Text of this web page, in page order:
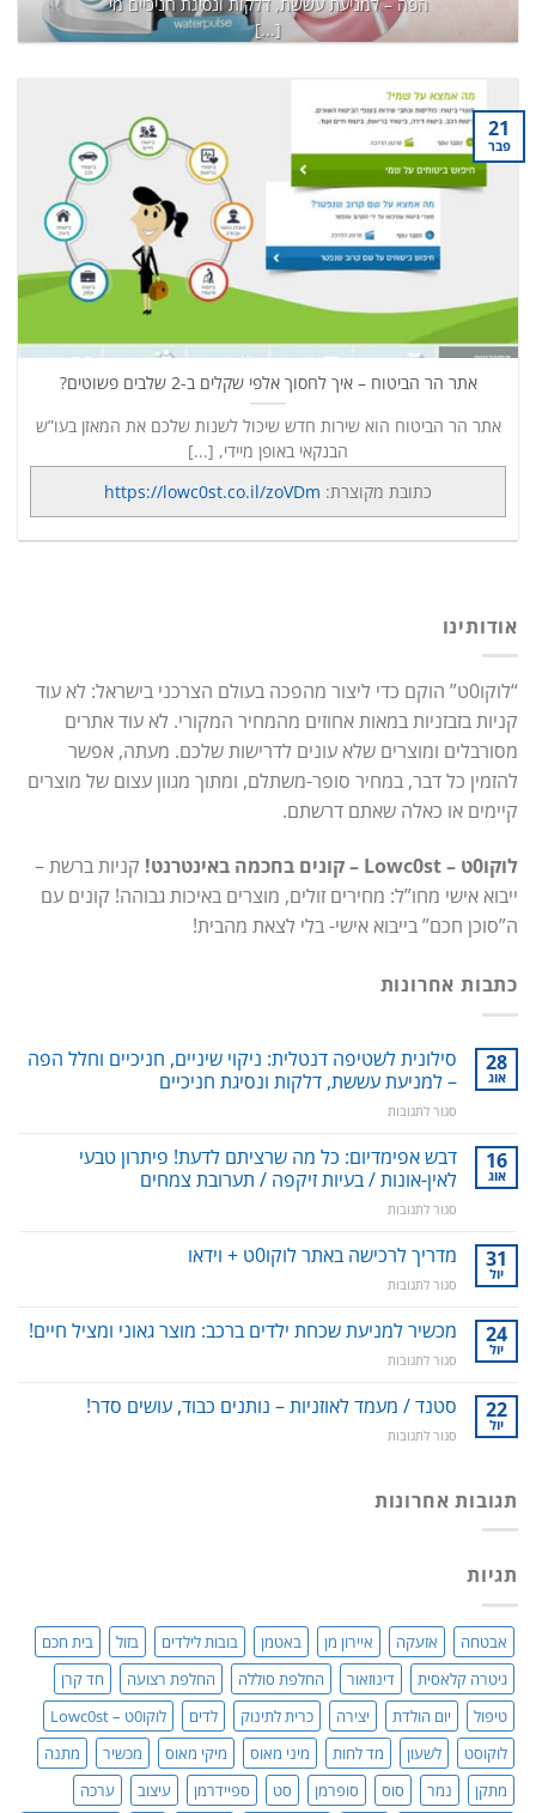
[...]
אתר הר הביטוח – איך לחסוך אלפי שקלים ב-2 שלבים פשוטים?
אתר הר הביטוח הוא שירות חדש שיכול לשנות שלכם את המאזן בעו”ש
הבנקאי באופן מיידי, [...]
כתובת מקוצרת: https://lowc0st.co.il/zoVDm
21
פבר
אודותינו
“לוקו0ט” הוקם כדי ליצור מהפכה בעולם הצרכני בישראל: לא עוד
קניות בזבזניות במאות אחוזים מהמחיר המקורי. לא עוד אתרים
מסורבלים ומוצרים שלא עונים לדרישות שלכם. מעתה, אפשר
להזמין כל דבר, במחיר סופר-משתלם, ומתוך מגוון עצום של מוצרים
קיימים או כאלה שאתם דרשתם.
לוקו0ט – Lowc0st – קונים בחכמה באינטרנט!
קניות ברשת –
ייבוא אישי מחו”ל: מחירים זולים, מוצרים באיכות גבוהה! קונים עם
ה”סוכן חכם” בייבוא אישי- בלי לצאת מהבית!
כתבות אחרונות
28
אוג
סילונית לשטיפה דנטלית: ניקוי שיניים, חניכיים וחלל הפה
– למניעת עששת, דלקות ונסיגת חניכיים
סגור לתגובותעל
לשטיפה
דנטלית:
ניקוי
שיניים,
וחלל
–
עששת,
דלקות
16
אוג
דבש אפימדיום: כל מה שרציתם לדעת! פיתרון טבעי
לאין-אונות / בעיות זיקפה / תערובת צמחים
סגור לתגובותעל
אפימדיום:
כל
מה
לדעת!
טבעי
/
בעיות
תערובת
צמחים
31
יול
מדריך לרכישה באתר לוקו0ט + וידאו
סגור לתגובותעל
לרכישה
באתר
וידאו
24
יול
מכשיר למניעת שכחת ילדים ברכב: מוצר גאוני ומציל חיים!
סגור לתגובותעל
למניעת
שכחת
ילדים
גאוני
22
יול
סטנד / מעמד לאוזניות – נותנים כבוד, עושים סדר!
סגור לתגובותעל
מעמדתגובות אחרונות
תגיות
אבטחה אזעקה איירון מן באטמן בובות לילדים בזול
בית חכם
גיטרה קלאסית
דינוזאור החלפת סוללה החלפת רצועה
חד קרן
טיפול
יום הולדת יצירה כרית לתינוק לדים
לוקו0ט – Lowc0st
לוקוסט
לשעון מד לחות מיני מאוס מיקי מאוס מכשיר
מתנה
מתקן
נמר סוס סופרמן סט ספיידרמן עיצוב
ערכה